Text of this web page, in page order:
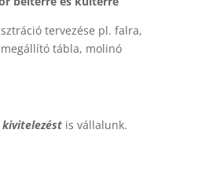
tervezése pl. falra,
tábla, molinó
kivitelezéstis vállalunk.